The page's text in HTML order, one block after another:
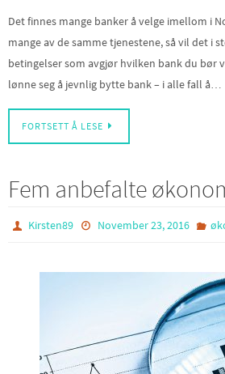
Det finnes mange banker å velge imellom i
mange av de samme tjenestene, så vil det i
betingelser som avgjør hvilken bank du bør
lønne seg å jevnlig bytte bank – i alle fall å…
FORTSETT Å LESE
Fem anbefalte
Kirsten89 November 23, 2016